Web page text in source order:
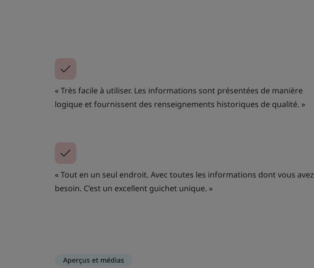
« Très facile à utiliser. Les informations sont présentées de manière
logique et fournissent des renseignements historiques de qualité. »
« Tout en un seul endroit. Avec toutes les informations dont vous avez
besoin. C’est un excellent guichet unique. »
Aperçus et médias